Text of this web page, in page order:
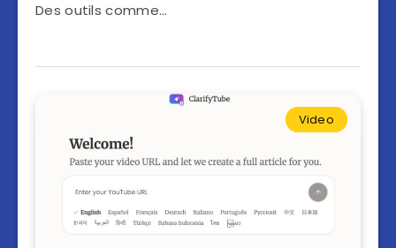
Des outils comme…
Video